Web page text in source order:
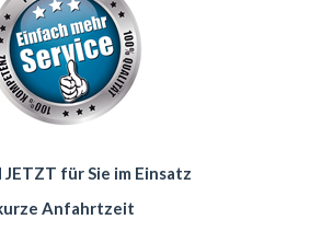
für Sie im Einsatz
Anfahrtzeit